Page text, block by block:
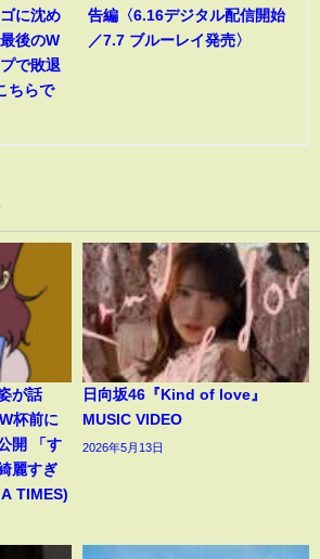
に沈め
後のW
で敗退
ちらで
告編〈6.16デジタル配信開始
／7.7 ブルーレイ発売〉
が話
杯前に
開 「す
麗すぎ
TIMES)
日向坂46『Kind of love』
MUSIC VIDEO
2026年5月13日